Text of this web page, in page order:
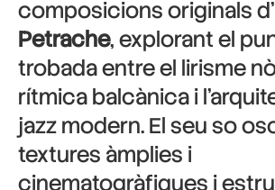
composicions originals d’
Petrache, explorant el
trobada entre el lirisme
rítmica balcànica i
jazz modern. El seu so
textures àmplies i
cinematogràfiques i